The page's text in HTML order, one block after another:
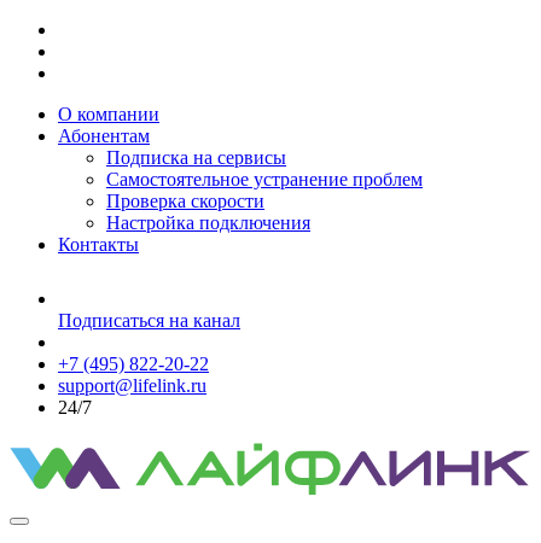
О компании
Абонентам
Подписка на сервисы
Самостоятельное устранение проблем
Проверка скорости
Настройка подключения
Контакты
Подписаться на канал
+7 (495) 822-20-22
support@lifelink.ru
24/7